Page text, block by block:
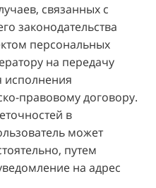
связанных с
законодательства
персональных
на передачу
исполнения
правовому договору.
в
может
путем
на адрес